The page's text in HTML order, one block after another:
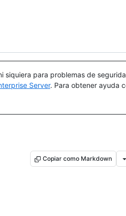
siquiera para problemas de
Server. Para obtener ayuda
Copiar como Markdown